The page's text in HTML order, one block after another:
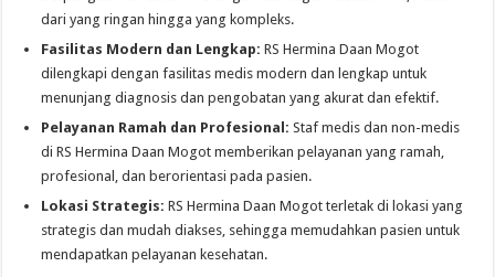
dari yang ringan hingga yang kompleks.
Fasilitas Modern dan Lengkap: RS Hermina Daan Mogot
dilengkapi dengan fasilitas medis modern dan lengkap untuk
menunjang diagnosis dan pengobatan yang akurat dan efektif.
Pelayanan Ramah dan Profesional: Staf medis dan non-medis
di RS Hermina Daan Mogot memberikan pelayanan yang ramah,
profesional, dan berorientasi pada pasien.
Lokasi Strategis: RS Hermina Daan Mogot terletak di lokasi yang
strategis dan mudah diakses, sehingga memudahkan pasien untuk
mendapatkan pelayanan kesehatan.